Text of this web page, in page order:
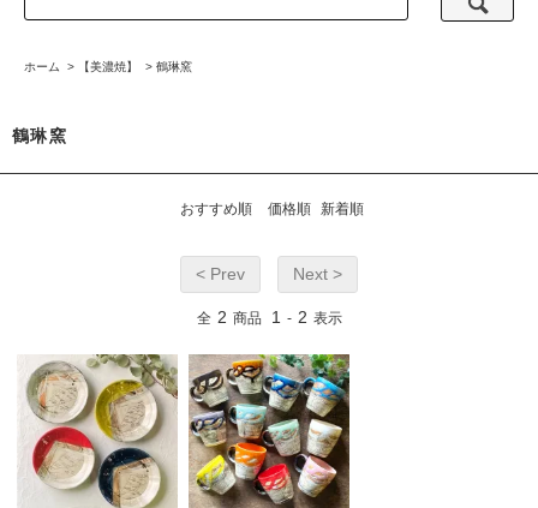
ホーム > 【美濃焼】 > 鶴琳窯
鶴琳窯
おすすめ順 価格順 新着順
< Prev Next >
全 2 商品 1 - 2 表示